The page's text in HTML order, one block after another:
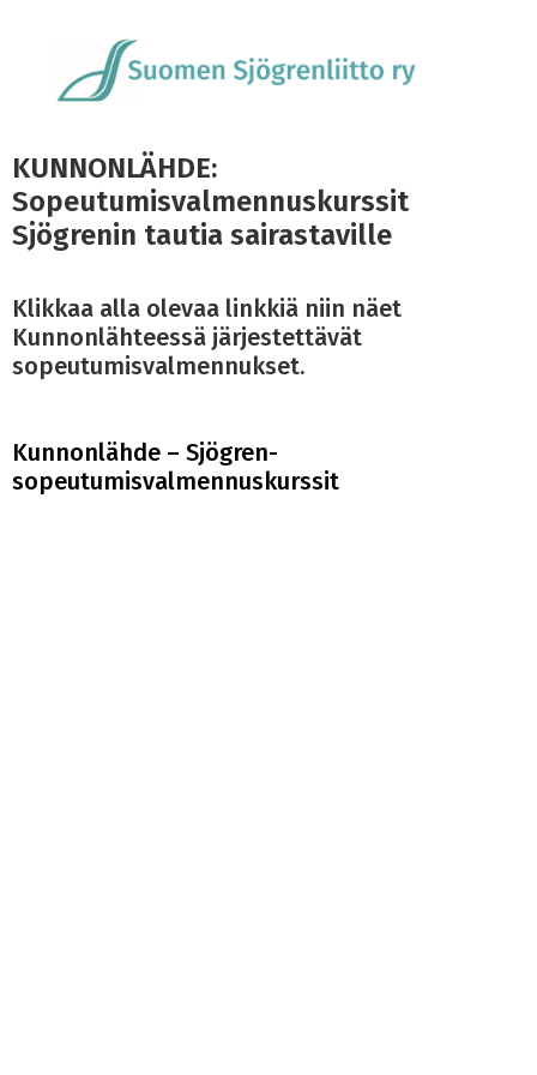
KUNNONLÄHDE:
Sopeutumisvalmennuskurssit
Sjögrenin tautia sairastaville
Klikkaa alla olevaa linkkiä niin näet
Kunnonlähteessä järjestettävät
sopeutumisvalmennukset.
Kunnonlähde – Sjögren-
sopeutumisvalmennuskurssit